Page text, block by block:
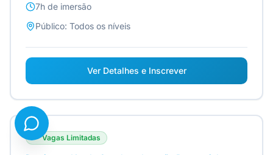
7h de imersão
Público: Todos os níveis
Ver Detalhes e Inscrever
Vagas Limitadas